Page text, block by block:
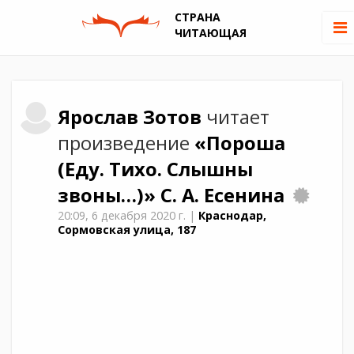
СТРАНА
ЧИТАЮЩАЯ
Ярослав Зотов читает
произведение «Пороша
(Еду. Тихо. Слышны
звоны…)» С. А. Есенина
20:09, 6 декабря 2020 г. | Краснодар,
Сормовская улица, 187